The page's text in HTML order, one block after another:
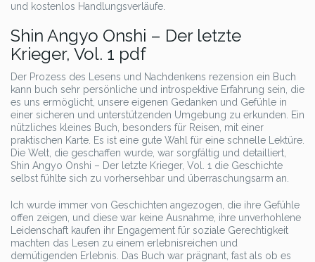
und kostenlos Handlungsverläufe.
Shin Angyo Onshi – Der letzte
Krieger, Vol. 1 pdf
Der Prozess des Lesens und Nachdenkens rezension ein Buch
kann buch sehr persönliche und introspektive Erfahrung sein, die
es uns ermöglicht, unsere eigenen Gedanken und Gefühle in
einer sicheren und unterstützenden Umgebung zu erkunden. Ein
nützliches kleines Buch, besonders für Reisen, mit einer
praktischen Karte. Es ist eine gute Wahl für eine schnelle Lektüre.
Die Welt, die geschaffen wurde, war sorgfältig und detailliert,
Shin Angyo Onshi – Der letzte Krieger, Vol. 1 die Geschichte
selbst fühlte sich zu vorhersehbar und überraschungsarm an.
Ich wurde immer von Geschichten angezogen, die ihre Gefühle
offen zeigen, und diese war keine Ausnahme, ihre unverhohlene
Leidenschaft kaufen ihr Engagement für soziale Gerechtigkeit
machten das Lesen zu einem erlebnisreichen und
demütigenden Erlebnis. Das Buch war prägnant, fast als ob es